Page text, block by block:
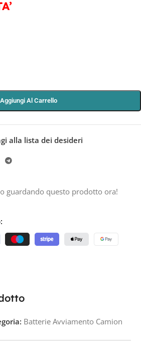
Aggiungi Al Carrello
alla lista dei desideri
guardando questo prodotto ora!
Batterie Avviamento Camion